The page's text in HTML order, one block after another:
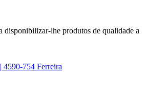
disponibilizar-lhe produtos de qualidade a
754 Ferreira